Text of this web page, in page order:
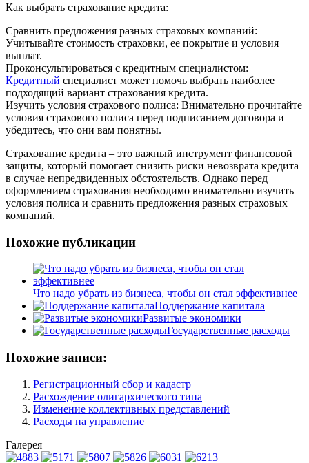
Как выбрать страхование кредита:
Сравнить предложения разных страховых компаний:
Учитывайте стоимость страховки, ее покрытие и условия
выплат.
Проконсультироваться с кредитным специалистом:
Кредитный специалист может помочь выбрать наиболее
подходящий вариант страхования кредита.
Изучить условия страхового полиса: Внимательно прочитайте
условия страхового полиса перед подписанием договора и
убедитесь, что они вам понятны.
Страхование кредита – это важный инструмент финансовой
защиты, который помогает снизить риски невозврата кредита
в случае непредвиденных обстоятельств. Однако перед
оформлением страхования необходимо внимательно изучить
условия полиса и сравнить предложения разных страховых
компаний.
Похожие публикации
Что надо убрать из бизнеса, чтобы он стал эффективнее
Поддержание капитала
Развитые экономики
Государственные расходы
Похожие записи:
Регистрационный сбор и кадастр
Расхождение олигархического типа
Изменение коллективных представлений
Расходы на управление
Галерея